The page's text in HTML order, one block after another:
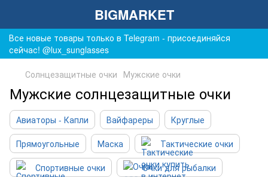
BIGMARKET
Все новые товары только в Telegram - присоединяйся
сейчас! @lux_sunglasses
Солнцезащитные очки Мужские очки
Мужские солнцезащитные очки
Авиаторы - Капли Вайфареры
Круглые
Прямоугольные
Маска
Тактические очки
Спортивные очки
Очки для рыбалки